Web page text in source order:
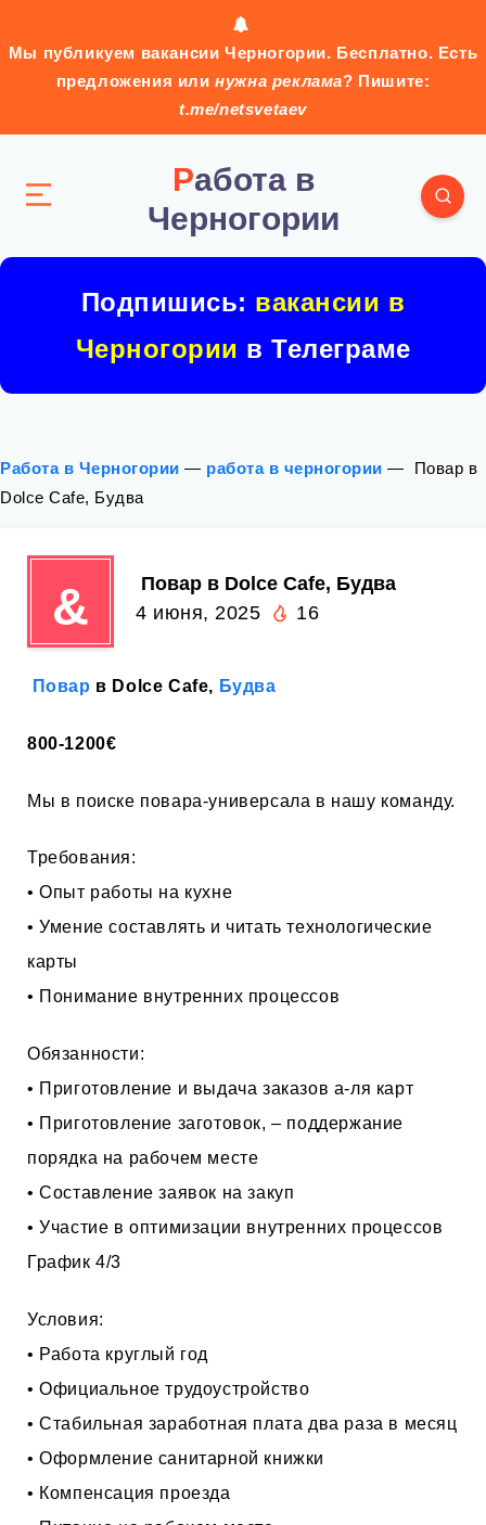
Мы публикуем вакансии Черногории. Бесплатно. Есть
предложения илинужна реклама? Пишите:
t.me/netsvetaev
Работа в
Черногории
Подпишись: вакансии в
Черногории в Телеграме
Работа в Черногории — работа в черногории —
‍ Повар в
Dolce Cafe, Будва
&
‍ Повар в Dolce Cafe, Будва
4 июня, 2025
16
Повар в Dolce Cafe, Будва
800-1200€
Мы в поиске повара-универсала в нашу команду.
Требования:
• Опыт работы на кухне
• Умение составлять и читать технологические
карты
• Понимание внутренних процессов
Обязанности:
• Приготовление и выдача заказов а-ля карт
• Приготовление заготовок, – поддержание
порядка на рабочем месте
• Составление заявок на закуп
• Участие в оптимизации внутренних процессов
График 4/3
Условия:
• Работа круглый год
• Официальное трудоустройство
• Стабильная заработная плата два раза в месяц
• Оформление санитарной книжки
• Компенсация проезда